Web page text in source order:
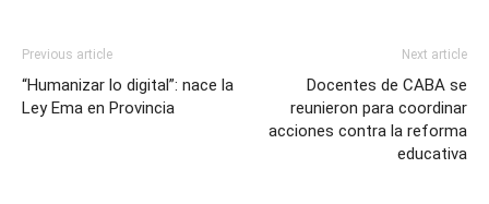
Previous article
“Humanizar lo digital”: nace la
Ley Ema en Provincia
Next article
Docentes de CABA se
reunieron para coordinar
acciones contra la reforma
educativa